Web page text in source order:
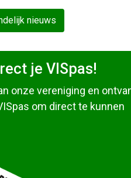
nieuws
je VISpas!
onze vereniging en
om direct te kunnen